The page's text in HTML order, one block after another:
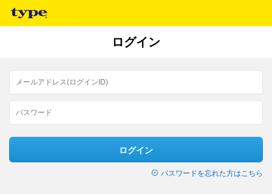
ログイン
ログイン
パスワードを忘れた方はこちら